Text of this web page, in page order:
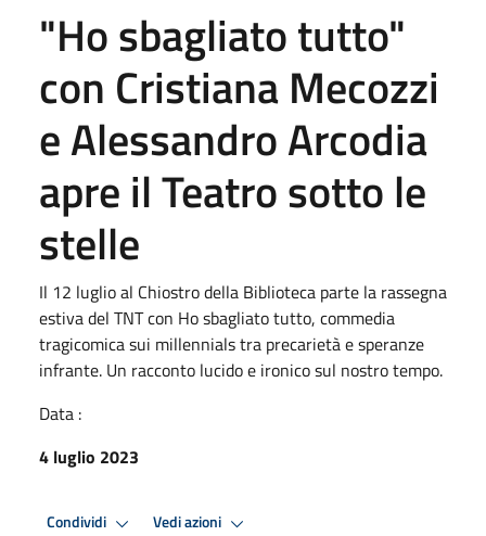
"Ho sbagliato tutto"
con Cristiana Mecozzi
e Alessandro Arcodia
apre il Teatro sotto le
stelle
Il 12 luglio al Chiostro della Biblioteca parte la rassegna
estiva del TNT con Ho sbagliato tutto, commedia
tragicomica sui millennials tra precarietà e speranze
infrante. Un racconto lucido e ironico sul nostro tempo.
Data :
4 luglio 2023
Condividi Vedi azioni